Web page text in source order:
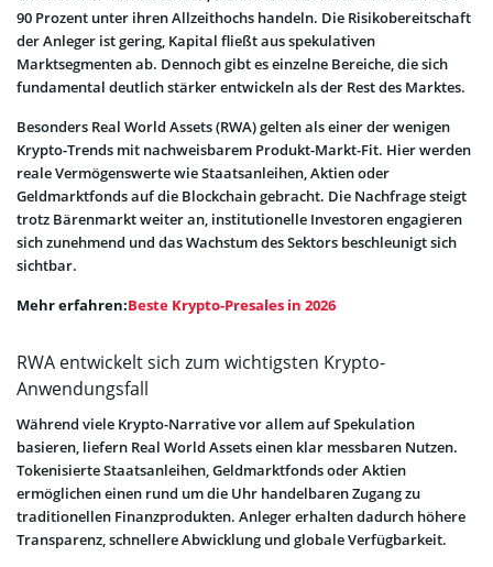
90 Prozent unter ihren Allzeithochs handeln. Die Risikobereitschaft
der Anleger ist gering, Kapital fließt aus spekulativen
Marktsegmenten ab. Dennoch gibt es einzelne Bereiche, die sich
fundamental deutlich stärker entwickeln als der Rest des Marktes.
Besonders Real World Assets (RWA) gelten als einer der wenigen
Krypto-Trends mit nachweisbarem Produkt-Markt-Fit. Hier werden
reale Vermögenswerte wie Staatsanleihen, Aktien oder
Geldmarktfonds auf die Blockchain gebracht. Die Nachfrage steigt
trotz Bärenmarkt weiter an, institutionelle Investoren engagieren
sich zunehmend und das Wachstum des Sektors beschleunigt sich
sichtbar.
Mehr erfahren:Beste Krypto-Presales in 2026
RWA entwickelt sich zum wichtigsten Krypto-
Anwendungsfall
Während viele Krypto-Narrative vor allem auf Spekulation
basieren, liefern Real World Assets einen klar messbaren Nutzen.
Tokenisierte Staatsanleihen, Geldmarktfonds oder Aktien
ermöglichen einen rund um die Uhr handelbaren Zugang zu
traditionellen Finanzprodukten. Anleger erhalten dadurch höhere
Transparenz, schnellere Abwicklung und globale Verfügbarkeit.